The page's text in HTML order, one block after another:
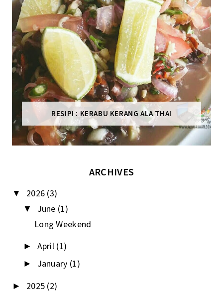
RESIPI : KERABU KERANG ALA THAI
ARCHIVES
▼ 2026 (3)
▼ June (1)
Long Weekend
► April (1)
► January (1)
► 2025 (2)